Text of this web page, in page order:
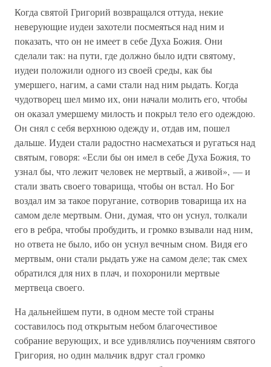
Когда святой Григорий возвращался оттуда, некие
неверующие иудеи захотели посмеяться над ним и
показать, что он не имеет в себе Духа Божия. Они
сделали так: на пути, где должно было идти святому,
иудеи положили одного из своей среды, как бы
умершего, нагим, а сами стали над ним рыдать. Когда
чудотворец шел мимо их, они начали молить его, чтобы
он оказал умершему милость и покрыл тело его одеждою.
Он снял с себя верхнюю одежду и, отдав им, пошел
дальше. Иудеи стали радостно насмехаться и ругаться над
святым, говоря: «Если бы он имел в себе Духа Божия, то
узнал бы, что лежит человек не мертвый, а живой», — и
стали звать своего товарища, чтобы он встал. Но Бог
воздал им за такое поругание, сотворив товарища их на
самом деле мертвым. Они, думая, что он уснул, толкали
его в ребра, чтобы пробудить, и громко взывали над ним,
но ответа не было, ибо он уснул вечным сном. Видя его
мертвым, они стали рыдать уже на самом деле; так смех
обратился для них в плач, и похоронили мертвые
мертвеца своего.
На дальнейшем пути, в одном месте той страны
составилось под открытым небом благочестивое
собрание верующих, и все удивлялись поучениям святого
Григория, но один мальчик вдруг стал громко